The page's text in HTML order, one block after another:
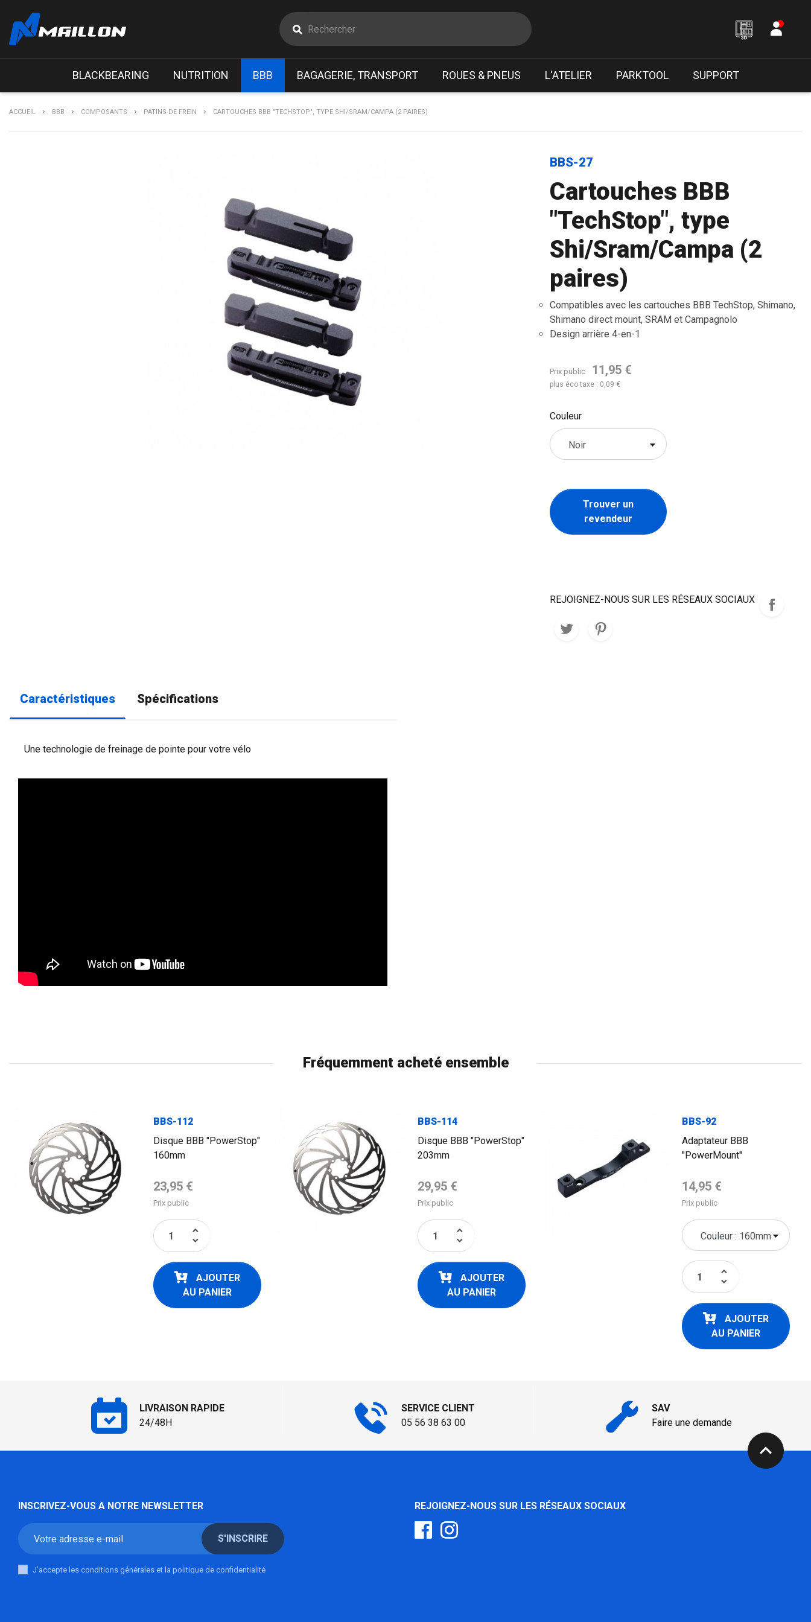
BLACKBEARING NUTRITION BBB BAGAGERIE, TRANSPORT ROUES & PNEUS L'ATELIER PARKTOOL SUPPORT
ACCUEIL BBB COMPOSANTS PATINS DE FREIN CARTOUCHES BBB "TECHSTOP", TYPE SHI/SRAM/CAMPA (2 PAIRES)
BBS-27
Cartouches BBB
"TechStop", type
Shi/Sram/Campa (2
paires)
Compatibles avec les cartouches BBB TechStop, Shimano,
Shimano direct mount, SRAM et Campagnolo
Design arrière 4-en-1
Prix public 11,95 €
plus éco taxe : 0,09 €
Couleur
Trouver un
revendeur
REJOIGNEZ-NOUS SUR LES RÉSEAUX SOCIAUX
Caractéristiques Spécifications
Une technologie de freinage de pointe pour votre vélo
Fréquemment acheté ensemble
BBS-112
Disque BBB "PowerStop"
160mm
Prix de base
23,95 €
Prix public
keyboard_arrow_up
keyboard_arrow_down
AJOUTER
AU PANIER
BBS-114
Disque BBB "PowerStop"
203mm
Prix de base
29,95 €
Prix public
keyboard_arrow_up
keyboard_arrow_down
AJOUTER
AU PANIER
BBS-92
Adaptateur BBB
"PowerMount"
Prix de base
14,95 €
Prix public
keyboard_arrow_up
keyboard_arrow_down
AJOUTER
AU PANIER
LIVRAISON RAPIDE
24/48H
SERVICE CLIENT
05 56 38 63 00
SAV
Faire une demande
expand_less
INSCRIVEZ-VOUS A NOTRE NEWSLETTER
S'INSCRIRE
J'accepte les conditions générales et la politique de confidentialité
REJOIGNEZ-NOUS SUR LES RÉSEAUX SOCIAUX